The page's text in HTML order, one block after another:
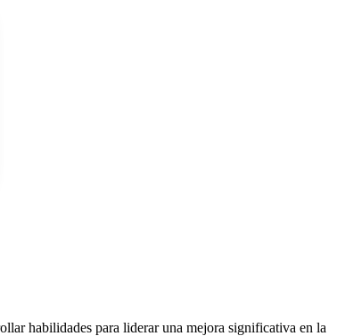
habilidades para liderar una mejora significativa en la